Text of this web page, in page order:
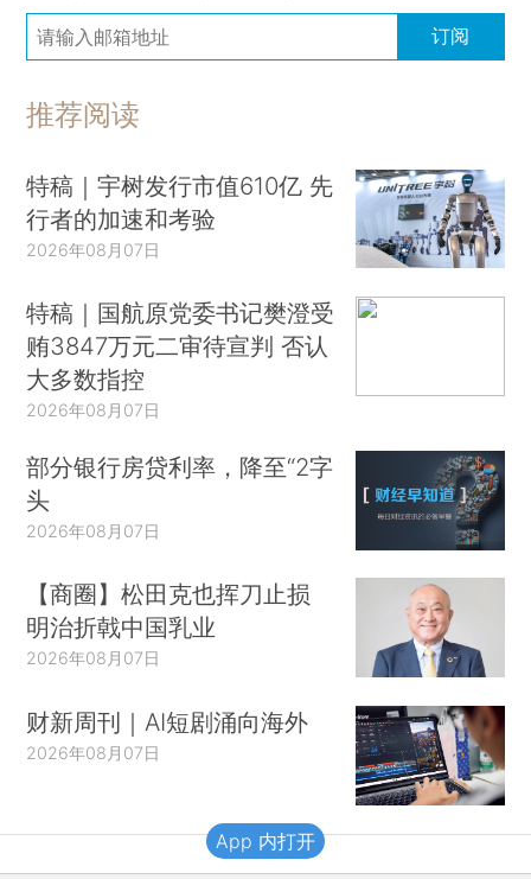
订阅
推荐阅读
特稿｜宇树发行市值610亿 先
行者的加速和考验
2026年08月07日
特稿｜国航原党委书记樊澄受
贿3847万元二审待宣判 否认
大多数指控
2026年08月07日
部分银行房贷利率，降至“2字
头
2026年08月07日
【商圈】松田克也挥刀止损
明治折戟中国乳业
2026年08月07日
财新周刊｜AI短剧涌向海外
2026年08月07日
App 内打开